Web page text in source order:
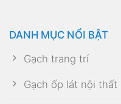
DANH MỤC NỔI BẬT
Gạch trang trí
Gạch ốp lát nội thất